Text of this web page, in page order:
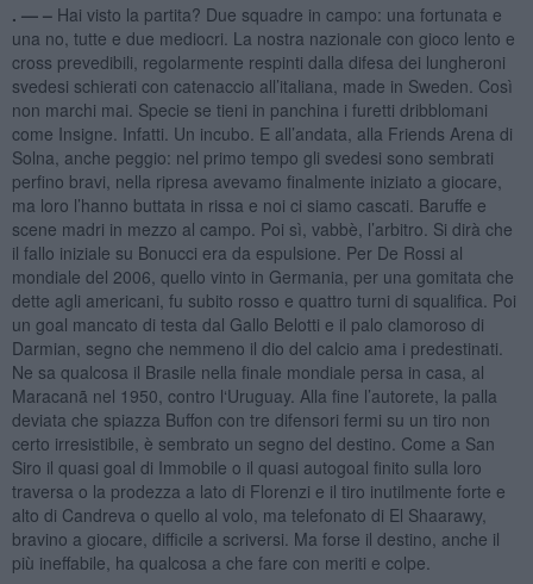
. — –Hai visto la partita? Due squadre in campo: una fortunata e
una no, tutte e due mediocri. La nostra nazionale con gioco lento e
cross prevedibili, regolarmente respinti dalla difesa dei lungheroni
svedesi schierati con catenaccio all’italiana, made in Sweden. Così
non marchi mai. Specie se tieni in panchina i furetti dribblomani
come Insigne. Infatti. Un incubo. E all’andata, alla Friends Arena di
Solna, anche peggio: nel primo tempo gli svedesi sono sembrati
perfino bravi, nella ripresa avevamo finalmente iniziato a giocare,
ma loro l’hanno buttata in rissa e noi ci siamo cascati. Baruffe e
scene madri in mezzo al campo. Poi sì, vabbè, l’arbitro. Si dirà che
il fallo iniziale su Bonucci era da espulsione. Per De Rossi al
mondiale del 2006, quello vinto in Germania, per una gomitata che
dette agli americani, fu subito rosso e quattro turni di squalifica. Poi
un goal mancato di testa dal Gallo Belotti e il palo clamoroso di
Darmian, segno che nemmeno il dio del calcio ama i predestinati.
Ne sa qualcosa il Brasile nella finale mondiale persa in casa, al
Maracanã nel 1950, contro l‘Uruguay. Alla fine l’autorete, la palla
deviata che spiazza Buffon con tre difensori fermi su un tiro non
certo irresistibile, è sembrato un segno del destino. Come a San
Siro il quasi goal di Immobile o il quasi autogoal finito sulla loro
traversa o la prodezza a lato di Florenzi e il tiro inutilmente forte e
alto di Candreva o quello al volo, ma telefonato di El Shaarawy,
bravino a giocare, difficile a scriversi. Ma forse il destino, anche il
più ineffabile, ha qualcosa a che fare con meriti e colpe.